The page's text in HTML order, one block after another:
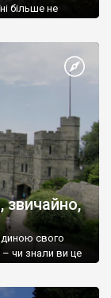
більше не
звичайно,
свого
чи знали ви це